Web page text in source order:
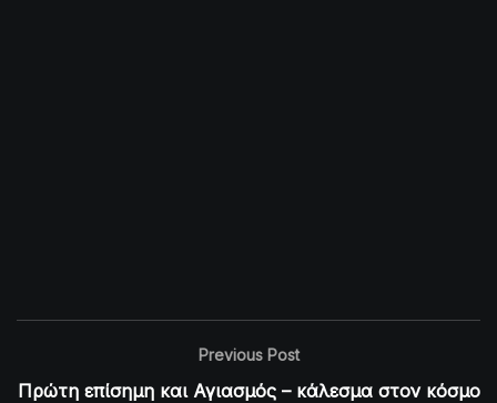
Previous Post
Πρώτη επίσημη και Αγιασμός – κάλεσμα στον κόσμο